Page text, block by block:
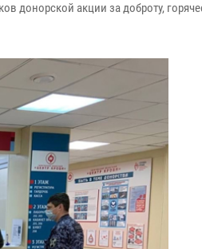
донорской акции за доброту,